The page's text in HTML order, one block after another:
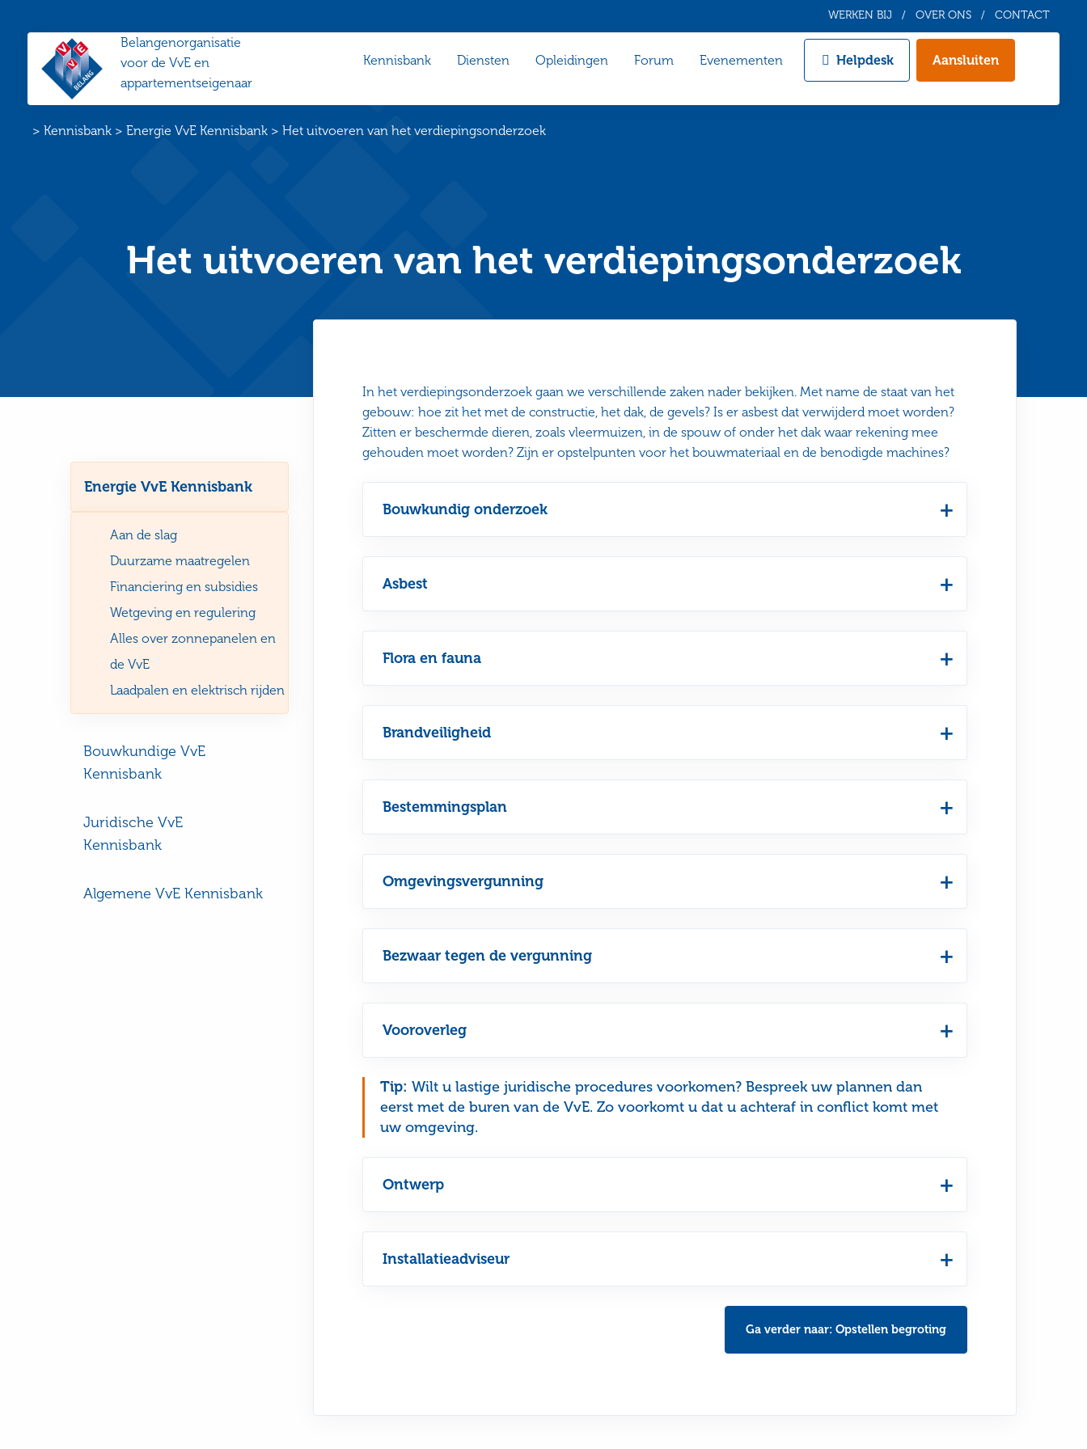
VvE
Belang
Belangenorganisatie
voor de VvE en
appartementseigenaar
Kennisbank Diensten Opleidingen Forum Evenementen Helpdesk Aansluiten
WERKEN BIJ OVER ONS CONTACT
Home
>Kennisbank >Energie VvE Kennisbank >Het uitvoeren van het verdiepingsonderzoek
Het uitvoeren van het verdiepingsonderzoek
Energie VvE Kennisbank
Aan de slag
Duurzame maatregelen
Financiering en subsidies
Wetgeving en regulering
Alles over zonnepanelen en
de VvE
Laadpalen en elektrisch rijden
Bouwkundige VvE
Kennisbank
Juridische VvE
Kennisbank
Algemene VvE Kennisbank
In het verdiepingsonderzoek gaan we verschillende zaken nader bekijken. Met name de staat van het
gebouw: hoe zit het met de constructie, het dak, de gevels? Is er asbest dat verwijderd moet worden?
Zitten er beschermde dieren, zoals vleermuizen, in de spouw of onder het dak waar rekening mee
gehouden moet worden? Zijn er opstelpunten voor het bouwmateriaal en de benodigde machines?
Bouwkundig onderzoek
Asbest
Flora en fauna
Brandveiligheid
Bestemmingsplan
Omgevingsvergunning
Bezwaar tegen de vergunning
Vooroverleg
Tip: Wilt u lastige juridische procedures voorkomen? Bespreek uw plannen dan
eerst met de buren van de VvE. Zo voorkomt u dat u achteraf in conflict komt met
uw omgeving.
Ontwerp
Installatieadviseur
Ga verder naar: Opstellen begroting